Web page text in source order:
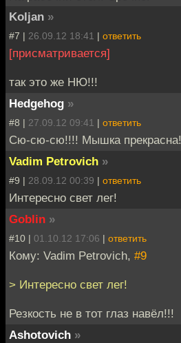
Koljan »
#7 | 26.09.12 18:41 | ответить
[присматривается]
так это же НЮ!!!
Hedgehog »
#8 | 27.09.12 09:41 | ответить
Сю-сю-сю!!!! Мышка прекрасна!
Vadim Petrovich »
#9 | 28.09.12 00:39 | ответить
Интересно свет лег!
Goblin »
#10 | 01.10.12 17:06 | ответить
Кому: Vadim Petrovich, #9
> Интересно свет лег!
Резкость не в тот глаз навёл!!!
Ashotovich »